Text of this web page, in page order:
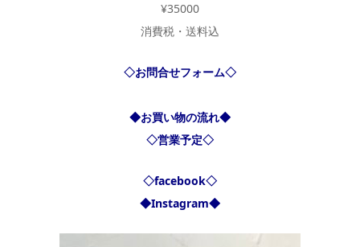
¥35000
消費税・送料込
◇お問合せフォーム◇
◆お買い物の流れ◆
◇営業予定◇
◇facebook◇
◆Instagram◆